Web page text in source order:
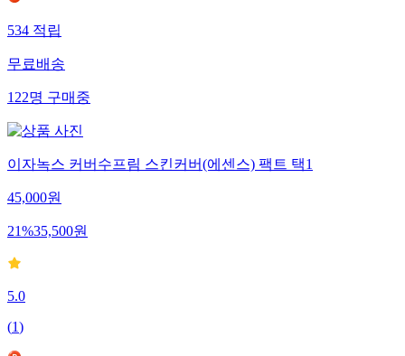
534적립
무료배송
122명구매중
이자녹스 커버수프림 스킨커버(에센스) 팩트 택1
45,000원
21%35,500원
5.0
(1)